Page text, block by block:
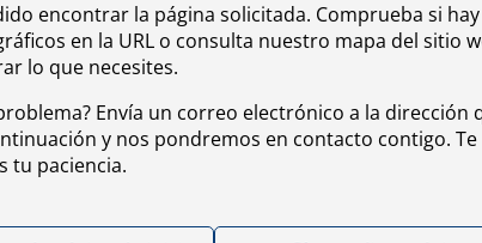
encontrar la página solicitada. Comprueba si hay
en la URL o consulta nuestro mapa del sitio
lo que necesites.
Envía un correo electrónico a la dirección
y nos pondremos en contacto contigo. Te
tu paciencia.